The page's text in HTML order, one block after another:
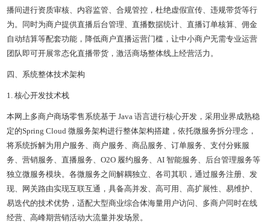
播间进行资质审核、内容监管、合规管控，杜绝虚假宣传、违规带货等行
为。同时为商户提供直播后台管理、直播数据统计、直播订单核算、佣金
自动结算等配套功能，降低商户直播运营门槛，让中小商户无需专业运营
团队即可开展常态化直播带货，激活商场整体线上经营活力。
四、系统整体技术架构
1. 核心开发技术栈
本网上多商户商场零售系统基于 Java 语言进行核心开发，采用业界成熟稳
定的Spring Cloud 微服务架构进行整体架构搭建，依托微服务拆分理念，
将系统拆解为用户服务、商户服务、商品服务、订单服务、支付分账服
务、营销服务、直播服务、O2O 履约服务、AI 智能服务、后台管理服务等
独立微服务模块。各微服务之间解耦独立、各司其职，通过服务注册、发
现、网关路由实现互联互通，具备高并发、高可用、高扩展性、易维护、
易迭代的技术优势，适配大型商业综合体海量用户访问、多商户同时在线
经营、高峰期营销活动大流量并发场景。